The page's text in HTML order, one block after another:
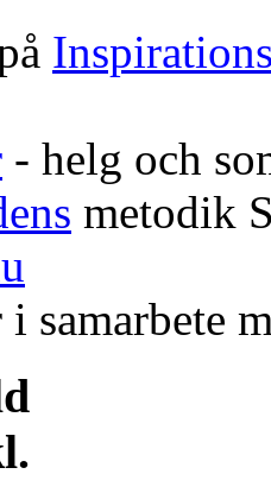
- helg och
metodik
samarbete